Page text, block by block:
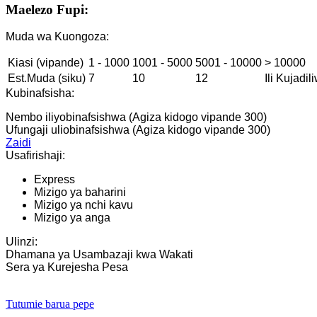
Maelezo Fupi:
Muda wa Kuongoza:
Kiasi (vipande) 1 - 1000 1001 - 5000 5001 - 10000 > 10000
Est.Muda (siku) 7 10 12
Ili
Kubinafsisha:
Nembo iliyobinafsishwa (Agiza kidogo vipande 300)
Ufungaji uliobinafsishwa (Agiza kidogo vipande 300)
Zaidi
Usafirishaji:
Express
Mizigo ya baharini
Mizigo ya nchi kavu
Mizigo ya anga
Ulinzi:
Dhamana ya Usambazaji kwa Wakati
Sera ya Kurejesha Pesa
Tutumie barua pepe